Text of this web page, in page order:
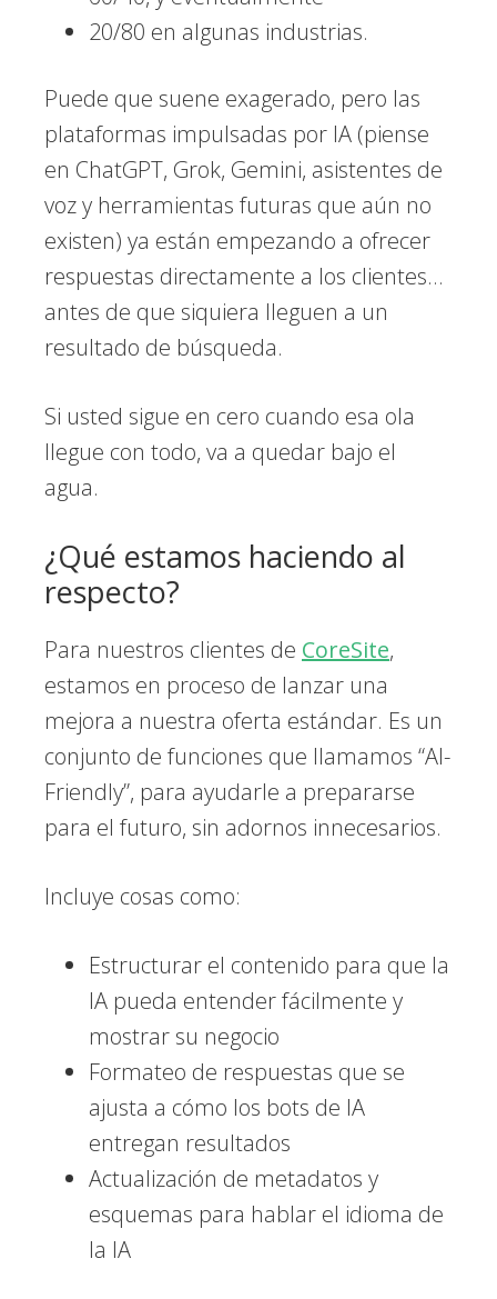
20/80 en algunas industrias.
Puede que suene exagerado, pero las
plataformas impulsadas por IA (piense
en ChatGPT, Grok, Gemini, asistentes de
voz y herramientas futuras que aún no
existen) ya están empezando a ofrecer
respuestas directamente a los clientes…
antes de que siquiera lleguen a un
resultado de búsqueda.
Si usted sigue en cero cuando esa ola
llegue con todo, va a quedar bajo el
agua.
¿Qué estamos haciendo al
respecto?
Para nuestros clientes de CoreSite,
estamos en proceso de lanzar una
mejora a nuestra oferta estándar. Es un
conjunto de funciones que llamamos “AI-
Friendly”, para ayudarle a prepararse
para el futuro, sin adornos innecesarios.
Incluye cosas como:
Estructurar el contenido para que la
IA pueda entender fácilmente y
mostrar su negocio
Formateo de respuestas que se
ajusta a cómo los bots de IA
entregan resultados
Actualización de metadatos y
esquemas para hablar el idioma de
la IA